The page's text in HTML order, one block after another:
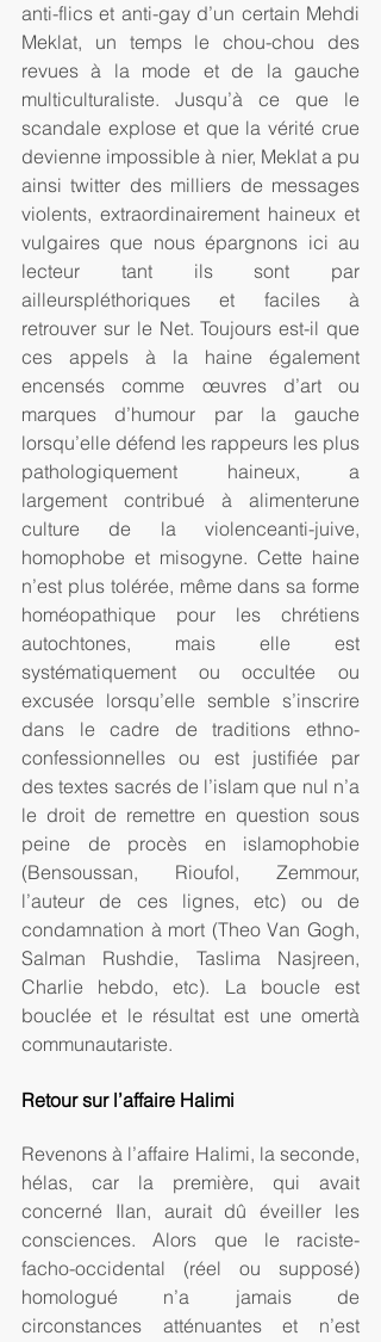
anti-flics et anti-gay d’un certain Mehdi
Meklat, un temps le chou-chou des
revues à la mode et de la gauche
multiculturaliste. Jusqu’à ce que le
scandale explose et que la vérité crue
devienne impossible à nier, Meklat a pu
ainsi twitter des milliers de messages
violents, extraordinairement haineux et
vulgaires que nous épargnons ici au
lecteur tant ils sont par
ailleurspléthoriques et faciles à
retrouver sur le Net. Toujours est-il que
ces appels à la haine également
encensés comme œuvres d’art ou
marques d’humour par la gauche
lorsqu’elle défend les rappeurs les plus
pathologiquement haineux, a
largement contribué à alimenterune
culture de la violenceanti-juive,
homophobe et misogyne. Cette haine
n’est plus tolérée, même dans sa forme
homéopathique pour les chrétiens
autochtones, mais elle est
systématiquement ou occultée ou
excusée lorsqu’elle semble s’inscrire
dans le cadre de traditions ethno-
confessionnelles ou est justifiée par
des textes sacrés de l’islam que nul n’a
le droit de remettre en question sous
peine de procès en islamophobie
(Bensoussan, Rioufol, Zemmour,
l’auteur de ces lignes, etc) ou de
condamnation à mort (Theo Van Gogh,
Salman Rushdie, Taslima Nasjreen,
Charlie hebdo, etc). La boucle est
bouclée et le résultat est une omertà
communautariste.
Retour sur l’affaire Halimi
Revenons à l’affaire Halimi, la seconde,
hélas, car la première, qui avait
concerné Ilan, aurait dû éveiller les
consciences. Alors que le raciste-
facho-occidental (réel ou supposé)
homologué n’a jamais de
circonstances atténuantes et n’est